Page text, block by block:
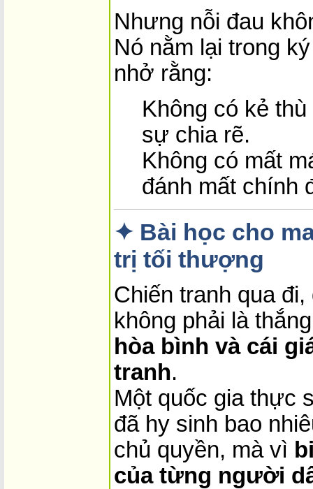
Nhưng nỗi đau
Nó nằm lại trong
nhở rằng:
Không có kẻ
sự chia rẽ.
Không có mất
đánh mất chính
✦ Bài học cho
trị tối thượng
Chiến tranh qua
không phải là
hòa bình và cái
tranh.
Một quốc gia thực
đã hy sinh bao
chủ quyền, mà vì
của từng người